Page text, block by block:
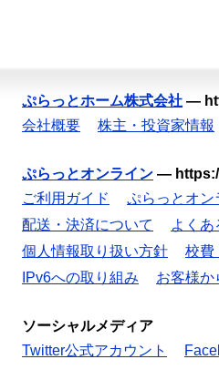
ぷらっとホーム株式会社 —
会社概要
株主・投資家情報
ぷらっとオンライン —
ご利用ガイド
ぷらっとオン
配送・決済について
よくあ
個人情報取り扱い方針
校費
IPv6への取り組み
お客様か
ソーシャルメディア
Twitter公式アカウント